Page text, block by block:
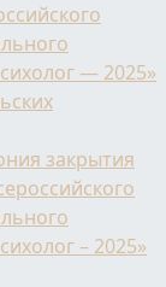
— 2025»
закрытия
– 2025»